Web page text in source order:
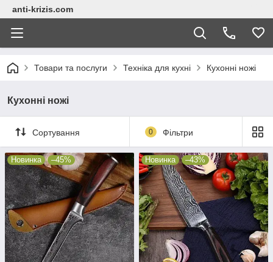
anti-krizis.com
Товари та послуги Техніка для кухні Кухонні ножі
Кухонні ножі
Сортування 0 Фільтри
Новинка –45% Новинка –43%